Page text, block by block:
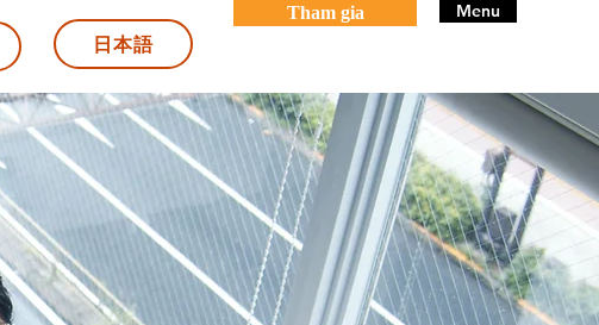
日本語
Menu
Tham gia